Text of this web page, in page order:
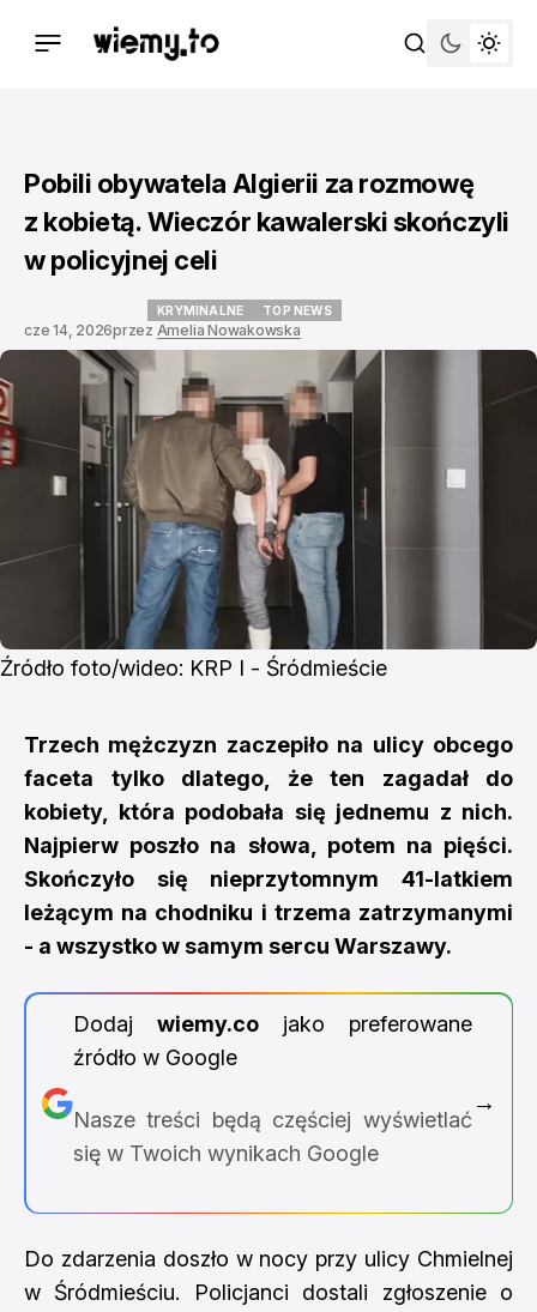
Pobili obywatela Algierii za rozmowę
z kobietą. Wieczór kawalerski skończyli
w policyjnej celi
KRYMINALNE TOP NEWS
cze 14, 2026przez Amelia Nowakowska
Źródło foto/wideo: KRP I - Śródmieście
Trzech mężczyzn zaczepiło na ulicy obcego
faceta tylko dlatego, że ten zagadał do
kobiety, która podobała się jednemu z nich.
Najpierw poszło na słowa, potem na pięści.
Skończyło się nieprzytomnym 41-latkiem
leżącym na chodniku i trzema zatrzymanymi
- a wszystko w samym sercu Warszawy.
Dodaj wiemy.cojako preferowane
źródło w Google
Nasze treści będą częściej wyświetlać
się w Twoich wynikach Google
→
Do zdarzenia doszło w nocy przy ulicy Chmielnej
w Śródmieściu. Policjanci dostali zgłoszenie o